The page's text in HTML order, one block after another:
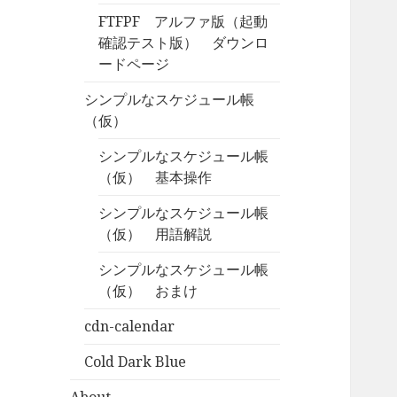
FTFPF アルファ版（起動
確認テスト版） ダウンロ
ードページ
シンプルなスケジュール帳
（仮）
シンプルなスケジュール帳
（仮） 基本操作
シンプルなスケジュール帳
（仮） 用語解説
シンプルなスケジュール帳
（仮） おまけ
cdn-calendar
Cold Dark Blue